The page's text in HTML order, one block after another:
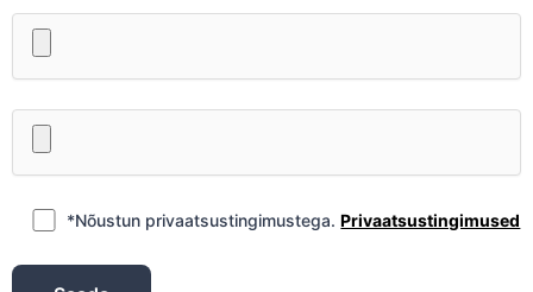
*Nõustun privaatsustingimustega.Privaatsustingimused